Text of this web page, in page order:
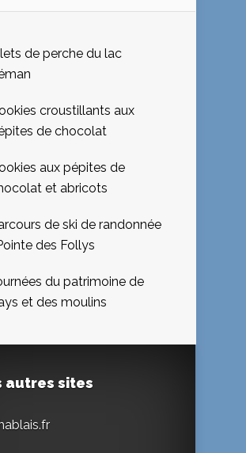
de perche du lac
croustillants aux
de chocolat
aux pépites de
et abricots
de ski de randonnée
des Follys
du patrimoine de
et des moulins
autres sites